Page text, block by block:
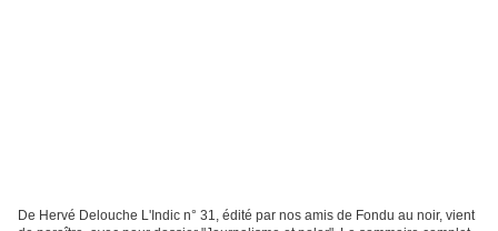
De Hervé Delouche L'Indic n° 31, édité par nos amis de Fondu au noir, vient